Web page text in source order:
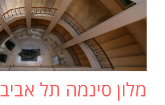
מלון סינמה תל אביב